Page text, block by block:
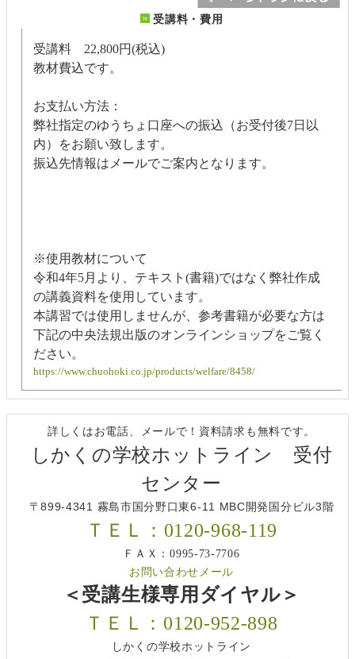
受講料・費用
受講料 22,800円(税込)
教材費込です。
お支払い方法：
弊社指定のゆうちょ口座への振込（お受付後7日以
内）をお願い致します。
振込先情報はメールでご案内となります。
※使用教材について
令和4年5月より、テキスト(書籍)ではなく弊社作成
の講義資料を使用しています。
本講習では使用しませんが、参考書籍が必要な方は
下記の中央法規出版のオンラインショップをご覧く
ださい。
https://www.chuohoki.co.jp/products/welfare/8458/
詳しくはお電話、メールで！資料請求も無料です。
しかくの学校ホットライン 受付
センター
〒899-4341 霧島市国分野口東6-11 MBC開発国分ビル3階
ＴＥＬ：0120-968-119
ＦＡＸ：0995-73-7706
お問い合わせメール
＜受講生様専用ダイヤル＞
ＴＥＬ：0120-952-898
しかくの学校ホットライン